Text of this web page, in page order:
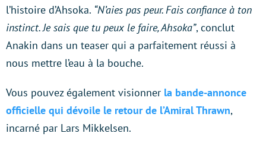
l’histoire d’Ahsoka. “N’aies pas peur. Fais confiance à ton
instinct. Je sais que tu peux le faire, Ahsoka”, conclut
Anakin dans un teaser qui a parfaitement réussi à
nous mettre l’eau à la bouche.
Vous pouvez également visionner la bande-annonce
officielle qui dévoile le retour de l’Amiral Thrawn,
incarné par Lars Mikkelsen.